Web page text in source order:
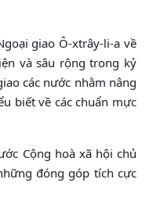
giao Ô-xtrây-li-a về
và sâu rộng trong kỷ
các nước nhằm nâng
biết về các chuẩn mực
Cộng hoà xã hội chủ
đóng góp tích cực